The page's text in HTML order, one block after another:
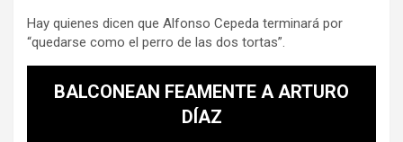
Hay quienes dicen que Alfonso Cepeda terminará por
“quedarse como el perro de las dos tortas”.
BALCONEAN FEAMENTE A ARTURO
DÍAZ